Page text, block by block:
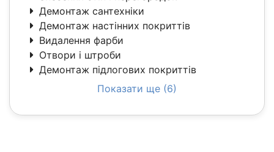
Демонтаж сантехніки
Демонтаж настінних покриттів
Видалення фарби
Отвори і штроби
Демонтаж підлогових покриттів
Показати ще (6)